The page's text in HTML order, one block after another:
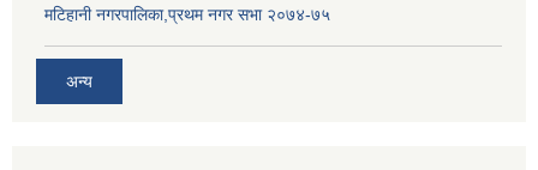
मटिहानी नगरपालिका,प्रथम नगर सभा २०७४-७५
अन्य